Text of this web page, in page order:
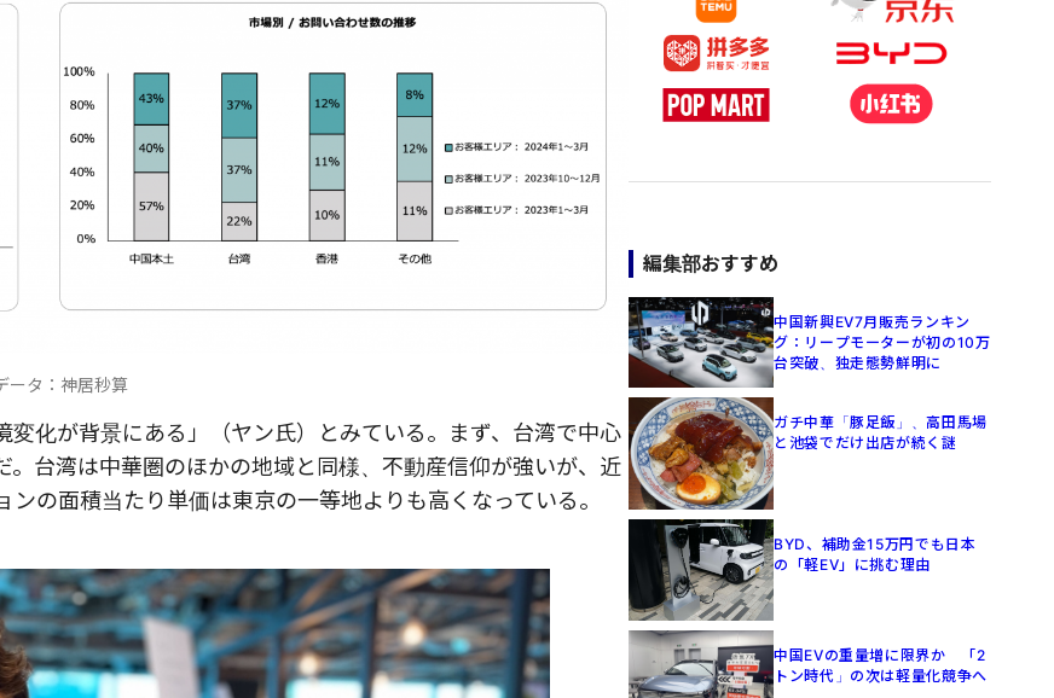
ータ：神居秒算
化が背景にある」（ヤン氏）とみている。まず、台湾で中心
台湾は中華圏のほかの地域と同様、不動産信仰が強いが、近
の面積当たり単価は東京の一等地よりも高くなっている。
編集部おすすめ
中国新興EV7月販売ランキン
グ：リープモーターが初の10万
台突破、独走態勢鮮明に
ガチ中華「豚足飯」、高田馬場
と池袋でだけ出店が続く謎
BYD、補助金15万円でも日本
の「軽EV」に挑む理由
中国EVの重量増に限界か 「2
トン時代」の次は軽量化競争へ